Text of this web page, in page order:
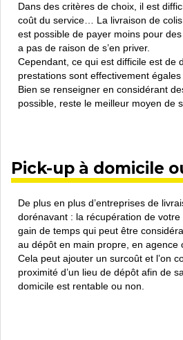
Dans des critères de choix, il est
coût du service… La livraison de colis
est possible de payer moins pour
a pas de raison de s’en priver.
Cependant, ce qui est difficile est de
prestations sont effectivement
Bien se renseigner en considérant
possible, reste le meilleur moyen de
Pick-up à domicile
De plus en plus d’entreprises de
dorénavant : la récupération de votre
gain de temps qui peut être
au dépôt en main propre, en agence
Cela peut ajouter un surcoût et l’on
proximité d’un lieu de dépôt afin de
domicile est rentable ou non.